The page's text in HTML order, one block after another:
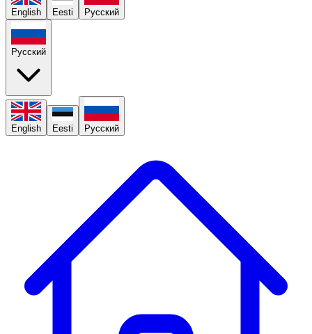
English Eesti Русский
Русский
English Eesti Русский